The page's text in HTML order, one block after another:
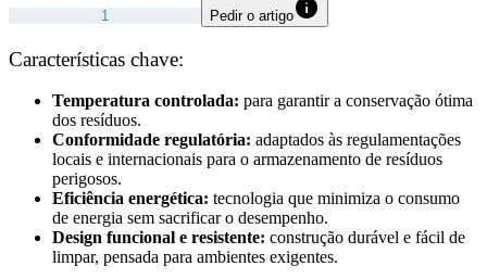
Pedir o artigo
Características chave:
Temperatura controlada: para garantir a conservação ótima
dos resíduos.
Conformidade regulatória: adaptados às regulamentações
locais e internacionais para o armazenamento de resíduos
perigosos.
Eficiência energética: tecnologia que minimiza o consumo
de energia sem sacrificar o desempenho.
Design funcional e resistente: construção durável e fácil de
limpar, pensada para ambientes exigentes.